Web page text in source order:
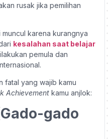
rusak jika pemilihan
karena kurangnya
kesalahan saat belajar
pemula dan
fatal yang wajib kamu
Achievement kamu anjlok:
gado